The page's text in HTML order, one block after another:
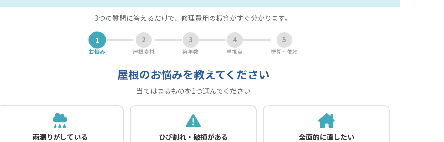
3つの質問に答えるだけで、修理費用の概算がすぐ分かります。
1
お悩み
2
屋根素材
3
築年数
4
重視点
5
概算・依頼
屋根のお悩みを教えてください
当てはまるものを1つ選んでください
雨漏りがしている ひび割れ・破損がある 全面的に直したい